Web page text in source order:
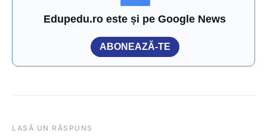
Edupedu.ro este și pe Google News
ABONEAZĂ-TE
LASĂ UN RĂSPUNS